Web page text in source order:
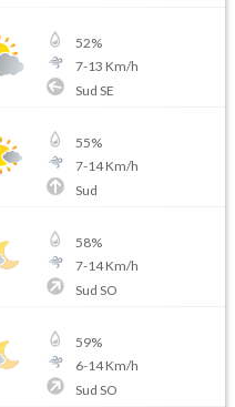
52%
7-13 Km/h
Sud SE
55%
7-14Km/h
Sud
58%
7-14Km/h
Sud SO
59%
6-14Km/h
Sud SO